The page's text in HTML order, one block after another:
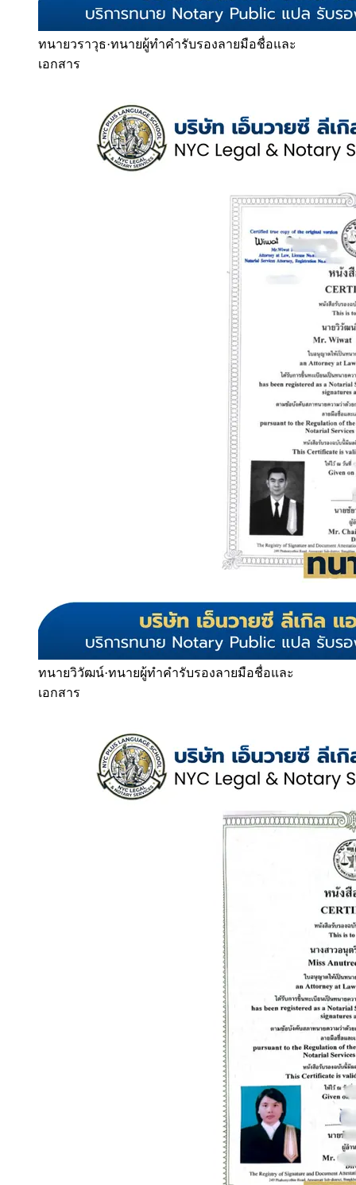
ทนายวราวุธ·ทนายผู้ทำคำรับรองลายมือชื่อและ
เอกสาร
ทนายวิวัฒน์·ทนายผู้ทำคำรับรองลายมือชื่อและ
เอกสาร